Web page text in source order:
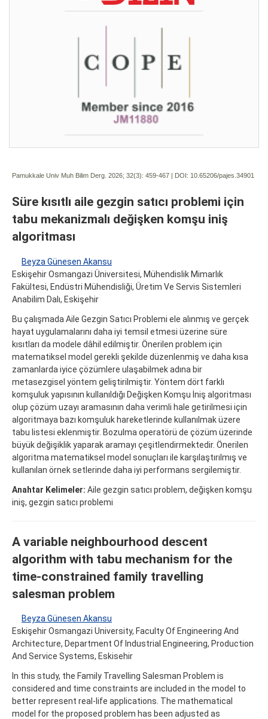
Pamukkale Univ Muh Bilim Derg. 2026; 32(3): 459-467 | DOI: 10.65206/pajes.34901
Süre kısıtlı aile gezgin satıcı problemi için
tabu mekanizmalı değişken komşu iniş
algoritması
Beyza Günesen Akansu
Eskişehir Osmangazi Üniversitesi, Mühendislik Mimarlık
Fakültesi, Endüstri Mühendisliği, Üretim Ve Servis Sistemleri
Anabilim Dalı, Eskişehir
Bu çalışmada Aile Gezgin Satıcı Problemi ele alınmış ve gerçek
hayat uygulamalarını daha iyi temsil etmesi üzerine süre
kısıtları da modele dâhil edilmiştir. Önerilen problem için
matematiksel model gerekli şekilde düzenlenmiş ve daha kısa
zamanlarda iyice çözümlere ulaşabilmek adına bir
metasezgisel yöntem geliştirilmiştir. Yöntem dört farklı
komşuluk yapısının kullanıldığı Değişken Komşu İniş algoritması
olup çözüm uzayı aramasının daha verimli hale getirilmesi için
algoritmaya bazı komşuluk hareketlerinde kullanılmak üzere
tabu listesi eklenmiştir. Bozulma operatörü de çözüm üzerinde
büyük değişiklik yaparak aramayı çeşitlendirmektedir. Önerilen
algoritma matematiksel model sonuçları ile karşılaştırılmış ve
kullanılan örnek setlerinde daha iyi performans sergilemiştir.
Anahtar Kelimeler: Aile gezgin satıcı problem, değişken komşu
iniş, gezgin satıcı problemi
A variable neighbourhood descent
algorithm with tabu mechanism for the
time-constrained family travelling
salesman problem
Beyza Günesen Akansu
Eskişehir Osmangazi University, Faculty Of Engineering And
Architecture, Department Of Industrial Engineering, Production
And Service Systems, Eskisehir
In this study, the Family Travelling Salesman Problem is
considered and time constraints are included in the model to
better represent real-life applications. The mathematical
model for the proposed problem has been adjusted as